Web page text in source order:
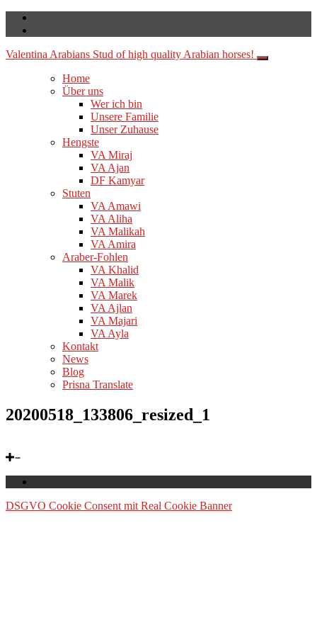
Valentina Arabians Stud of high quality Arabian horses!
Home
Über uns
Wer ich bin
Unsere Familie
Unser Zuhause
Hengste
VA Miraj
VA Ajan
DF Kamyar
Stuten
VA Amawi
VA Aliha
VA Malikah
VA Amira
Araber-Fohlen
VA Khalid
VA Malik
VA Marek
VA Ajlan
VA Majari
VA Ayla
Kontakt
News
Blog
Prisna Translate
20200518_133806_resized_1
DSGVO Cookie Consent mit Real Cookie Banner